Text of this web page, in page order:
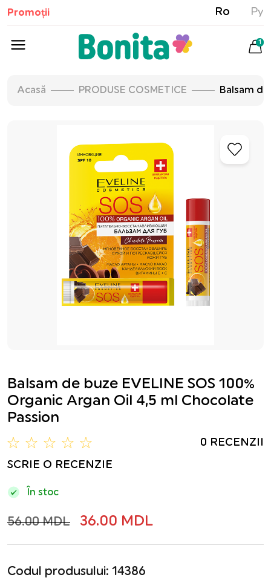
Promoții Ro Ру
1
Acasă PRODUSE COSMETICE Balsam
Balsam de buze EVELINE SOS 100%
Organic Argan Oil 4,5 ml Chocolate
Passion
0 RECENZII
SCRIE O RECENZIE
În stoc
56.00 MDL 36.00 MDL
Codul produsului: 14386